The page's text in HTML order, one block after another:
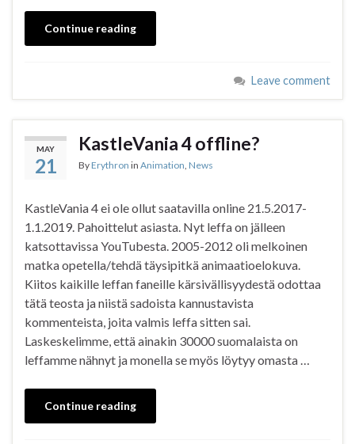
Continue reading
Leave comment
MAY
21
KastleVania 4 offline?
ByErythron in Animation, News
KastleVania 4 ei ole ollut saatavilla online 21.5.2017-
1.1.2019. Pahoittelut asiasta. Nyt leffa on jälleen
katsottavissa YouTubesta. 2005-2012 oli melkoinen
matka opetella/tehdä täysipitkä animaatioelokuva.
Kiitos kaikille leffan faneille kärsivällisyydestä odottaa
tätä teosta ja niistä sadoista kannustavista
kommenteista, joita valmis leffa sitten sai.
Laskeskelimme, että ainakin 30000 suomalaista on
leffamme nähnyt ja monella se myös löytyy omasta …
Continue reading